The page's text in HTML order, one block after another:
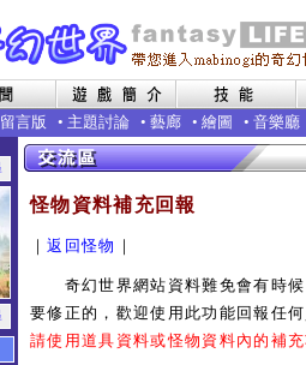
留言版 • 主題討論 • 藝廊 • 繪圖 • 音樂廳
怪物資料補充回報
｜返回怪物 ｜
奇幻世界網站資料難免會有時候
要修正的，歡迎使用此功能回報任
請使用道具資料或怪物資料內的補